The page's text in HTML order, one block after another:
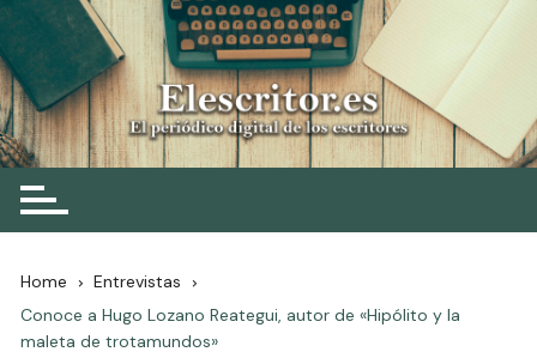
Skip
to
content
Elescritor.es
El periódico digital de los escritores
Home
Entrevistas
Conoce a Hugo Lozano Reategui, autor de «Hipólito y la
maleta de trotamundos»